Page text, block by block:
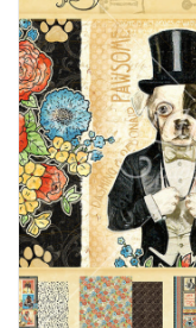
Mallen
Stempels
Stempelinkt
Stempelaccesoires
Papier (blokjes) &
Embellishments